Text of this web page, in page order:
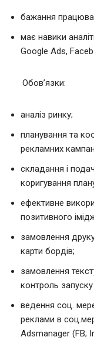
бажання
має навики
Google Ads,
Обов’язки:
аналіз ринку;
планування та
рекламних
складання і
коригування
ефективне
позитивного
замовлення
карти бордів;
замовлення
контроль запуску
ведення соц.
реклами в
Adsmanager (FB;